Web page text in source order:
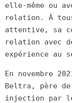
elle-même ou
relation. À
attentive, sa
relation avec
expérience au
En novembre
Beltra, père de
injection par